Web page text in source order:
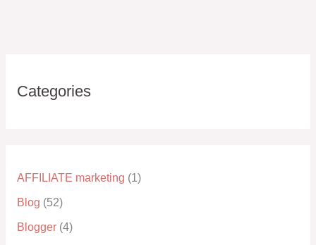
Categories
AFFILIATE marketing (1)
Blog (52)
Blogger(4)